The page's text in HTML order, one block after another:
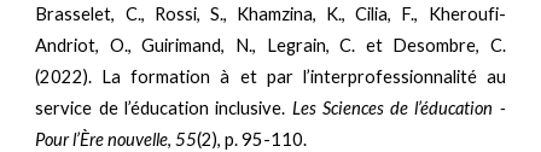
Brasselet, C., Rossi, S., Khamzina, K., Cilia, F., Kheroufi-
Andriot, O., Guirimand, N., Legrain, C. et Desombre, C.
(2022). La formation à et par l’interprofessionnalité au
service de l’éducation inclusive. Les Sciences de l’éducation -
Pour l’Ère nouvelle,55(2), p. 95-110.